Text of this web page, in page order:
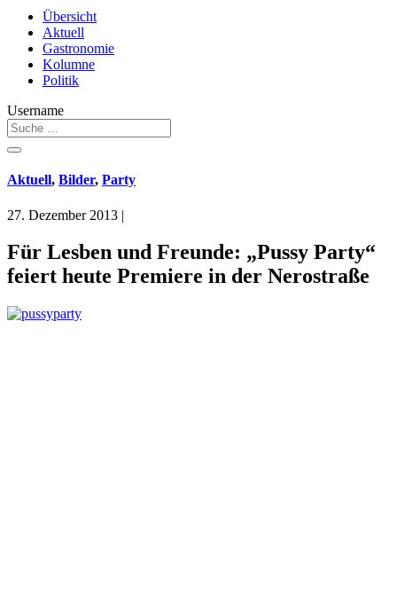
Übersicht
Aktuell
Gastronomie
Kolumne
Politik
Username
Aktuell, Bilder, Party
27. Dezember 2013 |
Für Lesben und Freunde: „Pussy Party“
feiert heute Premiere in der Nerostraße